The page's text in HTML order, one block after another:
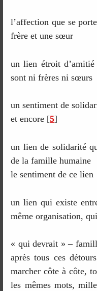
l’affection que se
frère et une sœur
un lien étroit
sont ni frères ni sœurs
un sentiment de
et encore [5]
un lien de solidarité
de la famille humaine
le sentiment de ce lien
un lien qui existe
même organisation,
« qui devrait » –
après tous ces
marcher côte à côte,
les mêmes mots,